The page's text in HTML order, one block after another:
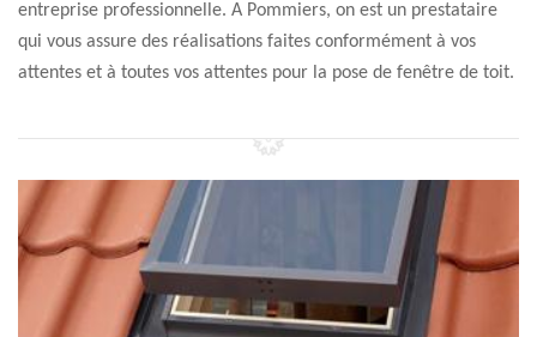
entreprise professionnelle. A Pommiers, on est un prestataire
qui vous assure des réalisations faites conformément à vos
attentes et à toutes vos attentes pour la pose de fenêtre de toit.